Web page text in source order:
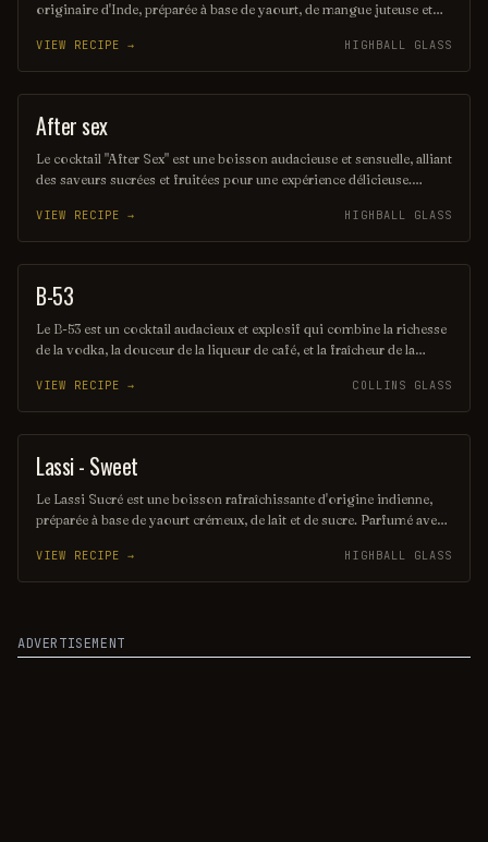
originaire d'Inde, préparée à base de yaourt, de mangue juteuse et
délice parfait pour accompagner des plats épicés ou simplement à
déguster seul. Ce cocktail exotique évoque des saveurs tropicales et
offre une pause rafraîchissante lors des journées cha
VIEW RECIPE → HIGHBALL GLASS
ORDINARY DRINK
After sex
Le cocktail "After Sex" est une boisson audacieuse et sensuelle, alliant
des saveurs sucrées et fruitées pour une expérience délicieuse.
dans un verre élégant, parfait pour conclure une soirée romantique.
Sa couleur rose séduisante et sa texture onctueuse en font un
incontournable pour les amateurs de cocktails.
VIEW RECIPE → HIGHBALL GLASS
SHOT
B-53
Le B-53 est un cocktail audacieux et explosif qui combine la richesse
de la vodka, la douceur de la liqueur de café, et la fraîcheur de la
une expérience gustative unique, parfaite pour les amateurs de
sensations fortes. Sa présentation captivante et ses saveurs
harmonieuses en font un incontournable pour les soirées festives.
VIEW RECIPE → COLLINS GLASS
OTHER / UNKNOWN
Lassi - Sweet
Le Lassi Sucré est une boisson rafraîchissante d'origine indienne,
préparée à base de yaourt crémeux, de lait et de sucre. Parfumé avec
cocktail onctueux offre une douceur délicate et une texture veloutée,
parfaite pour accompagner des plats épicés ou simplement pour se
VIEW RECIPE → HIGHBALL GLASS
ADVERTISEMENT